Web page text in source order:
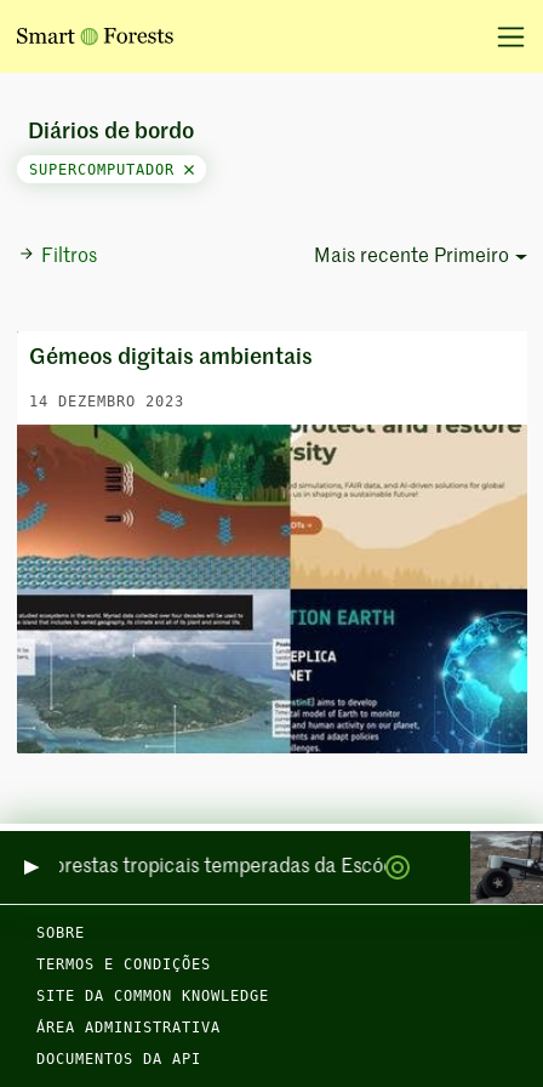
Filtros Mais recente Primeiro
Diários de bordo
SUPERCOMPUTADOR
Gémeos digitais ambientais
14 DEZEMBRO 2023
florestas tropicais temperadas da Escócia, por mar e por
SOBRE
TERMOS E CONDIÇÕES
SITE DA COMMON KNOWLEDGE
ÁREA ADMINISTRATIVA
DOCUMENTOS DA API